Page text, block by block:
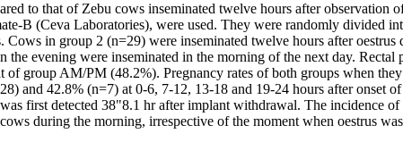
to that of Zebu cows inseminated twelve hours after observation
B (Ceva Laboratories), were used. They were randomly divided
in group 2 (n=29) were inseminated twelve hours after oestrus
evening were inseminated in the morning of the next day. Rectal
group AM/PM (48.2%). Pregnancy rates of both groups when
and 42.8% (n=7) at 0-6, 7-12, 13-18 and 19-24 hours after onset
first detected 38"8.1 hr after implant withdrawal. The incidence of
during the morning, irrespective of the moment when oestrus